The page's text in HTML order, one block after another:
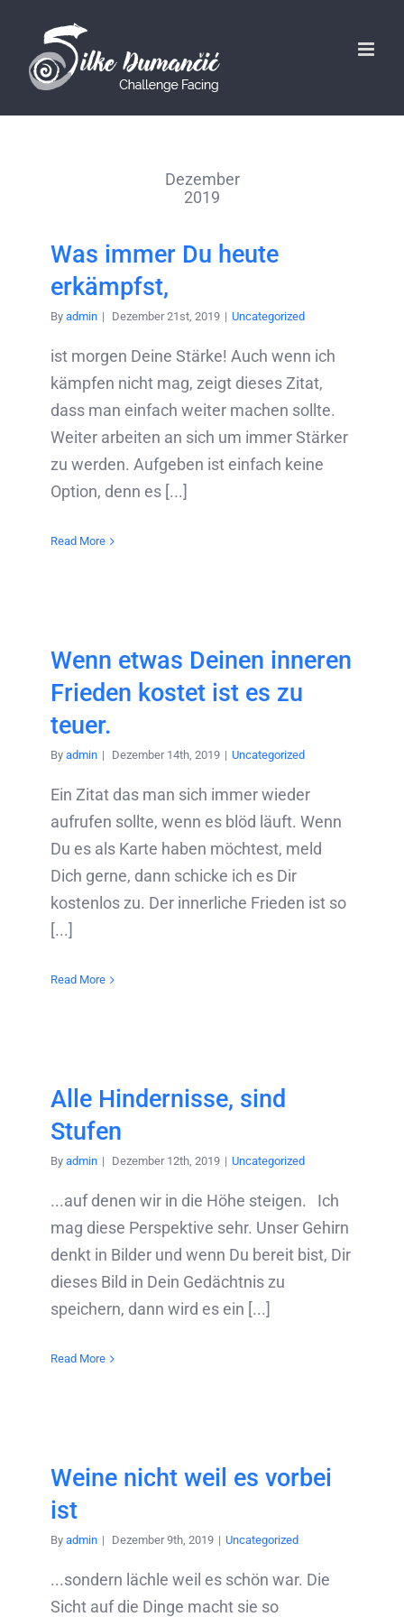
Dezember
2019
Was immer Du heute
erkämpfst,
By admin | Dezember 21st, 2019 | Uncategorized
ist morgen Deine Stärke! Auch wenn ich
kämpfen nicht mag, zeigt dieses Zitat,
dass man einfach weiter machen sollte.
Weiter arbeiten an sich um immer Stärker
zu werden. Aufgeben ist einfach keine
Option, denn es [...]
Read More
Wenn etwas Deinen inneren
Frieden kostet ist es zu
teuer.
By admin | Dezember 14th, 2019 | Uncategorized
Ein Zitat das man sich immer wieder
aufrufen sollte, wenn es blöd läuft. Wenn
Du es als Karte haben möchtest, meld
Dich gerne, dann schicke ich es Dir
kostenlos zu. Der innerliche Frieden ist so
[...]
Read More
Alle Hindernisse, sind
Stufen
By admin | Dezember 12th, 2019 | Uncategorized
...auf denen wir in die Höhe steigen. Ich
mag diese Perspektive sehr. Unser Gehirn
denkt in Bilder und wenn Du bereit bist, Dir
dieses Bild in Dein Gedächtnis zu
speichern, dann wird es ein [...]
Read More
Weine nicht weil es vorbei
ist
By admin | Dezember 9th, 2019 | Uncategorized
...sondern lächle weil es schön war. Die
Sicht auf die Dinge macht sie so